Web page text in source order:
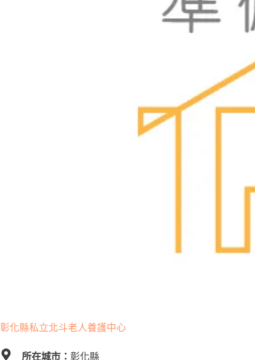
彰化縣私立北斗老人養護中心
所在城市： 彰化縣